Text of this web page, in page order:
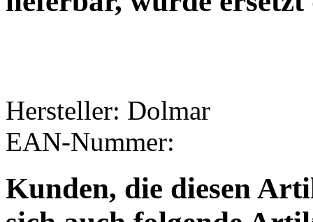
Hersteller: Dolmar
EAN-Nummer:
Kunden, die diesen